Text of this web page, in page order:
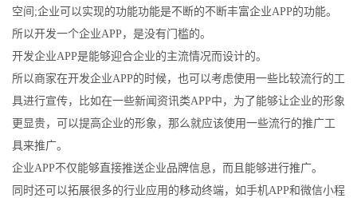
空间;企业可以实现的功能功能是不断的不断丰富企业APP的功能。
所以开发一个企业APP，是没有门槛的。
开发企业APP是能够迎合企业的主流情况而设计的。
所以商家在开发企业APP的时候，也可以考虑使用一些比较流行的工
具进行宣传，比如在一些新闻资讯类APP中，为了能够让企业的形象
更显贵，可以提高企业的形象，那么就应该使用一些流行的推广工
具来推广。
企业APP不仅能够直接推送企业品牌信息，而且能够进行推广。
同时还可以拓展很多的行业应用的移动终端，如手机APP和微信小程